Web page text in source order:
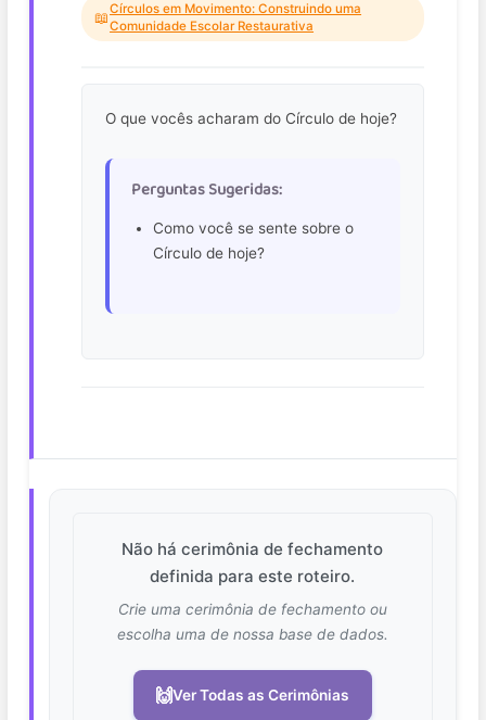
📖Círculos em Movimento: Construindo uma
Comunidade Escolar Restaurativa
O que vocês acharam do Círculo de hoje?
Perguntas Sugeridas:
Como você se sente sobre o
Círculo de hoje?
Não há cerimônia de fechamento
definida para este roteiro.
Crie uma cerimônia de fechamento ou
escolha uma de nossa base de dados.
🙌Ver Todas as Cerimônias